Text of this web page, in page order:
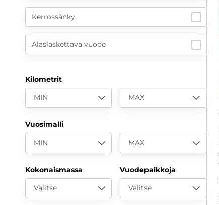
Kerrossänky
Alaslaskettava vuode
Kilometrit
MIN MAX
Vuosimalli
MIN MAX
Kokonaismassa
Valitse
Vuodepaikkoja
Valitse